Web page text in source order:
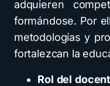
adquieren
formándose. Por
metodologías y
fortalezcan la
Rol del